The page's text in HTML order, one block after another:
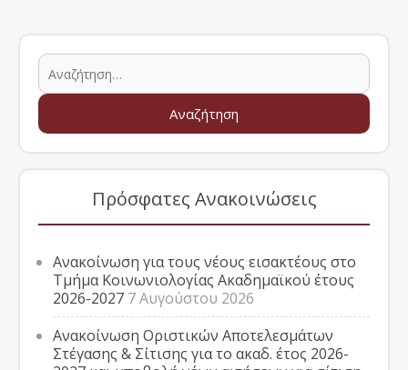
Πρόσφατες Ανακοινώσεις
Ανακοίνωση για τους νέους εισακτέους στο
Τμήμα Κοινωνιολογίας Ακαδημαϊκού έτους
2026-2027 7 Αυγούστου 2026
Ανακοίνωση Οριστικών Αποτελεσμάτων
Στέγασης & Σίτισης για το ακαδ. έτος 2026-